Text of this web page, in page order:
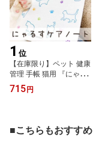
1 位
【在庫限り】ペット 健康
管理 手帳 猫用 『にゃる
すケアノート 猫ちゃん
専用の健康手帳 A5』
715 円
■こちらもおすすめ